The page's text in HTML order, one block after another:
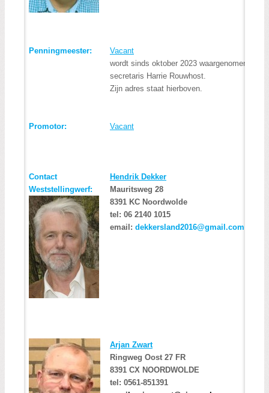
Penningmeester:
Vacant
wordt sinds oktober 2023 waargenomen door
secretaris Harrie Rouwhost.
Zijn adres staat hierboven.
Promotor: Vacant
Contact
Weststellingwerf:
Hendrik Dekker
Mauritsweg 28
8391 KC Noordwolde
tel: 06 2140 1015
email: dekkersland2016@gmail.com
Arjan Zwart
Ringweg Oost 27 FR
8391 CX NOORDWOLDE
tel: 0561-851391